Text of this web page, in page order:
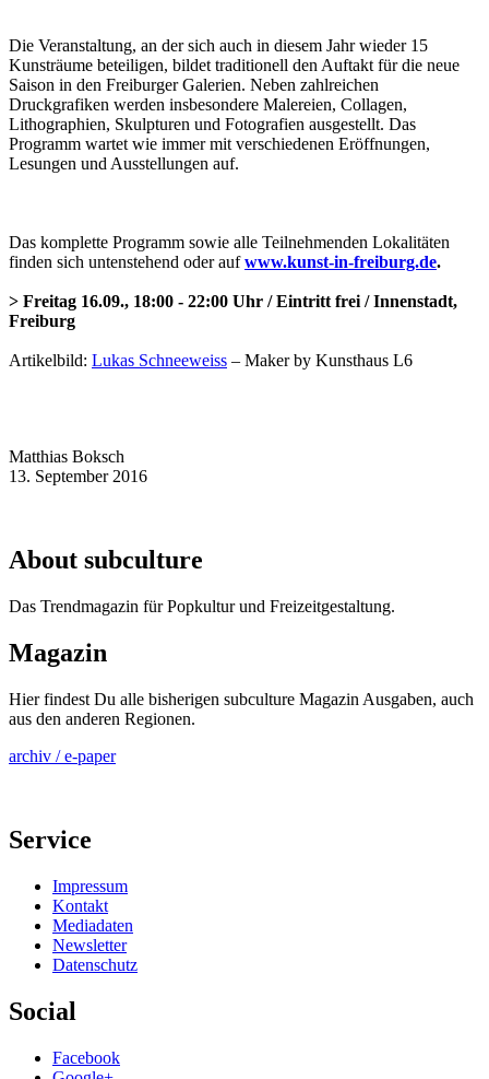
Die Veranstaltung, an der sich auch in diesem Jahr wieder 15
Kunsträume beteiligen, bildet traditionell den Auftakt für die neue
Saison in den Freiburger Galerien. Neben zahlreichen
Druckgrafiken werden insbesondere Malereien, Collagen,
Lithographien, Skulpturen und Fotografien ausgestellt. Das
Programm wartet wie immer mit verschiedenen Eröffnungen,
Lesungen und Ausstellungen auf.
Das komplette Programm sowie alle Teilnehmenden Lokalitäten
finden sich untenstehend oder aufwww.kunst-in-freiburg.de.
> Freitag 16.09., 18:00 - 22:00 Uhr / Eintritt frei / Innenstadt,
Freiburg
Artikelbild: Lukas Schneeweiss – Maker by Kunsthaus L6
Matthias Boksch
13. September 2016
About subculture
Das Trendmagazin für Popkultur und Freizeitgestaltung.
Magazin
Hier findest Du alle bisherigen subculture Magazin Ausgaben, auch
aus den anderen Regionen.
archiv / e-paper
Service
Impressum
Kontakt
Mediadaten
Newsletter
Datenschutz
Social
Facebook